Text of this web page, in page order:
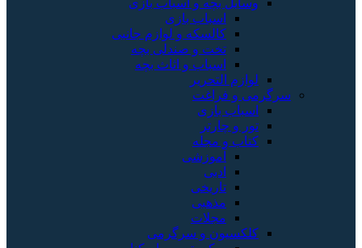
وسایل بچه و اسباب بازی
اسباب بازی
کالسکه و لوازم جانبی
تخت و صندلی بچه
اسباب و اثاث بچه
لوازم التحریر
سرگرمی و فراغت
اسباب‌ بازی
تور و چارتر
کتاب و مجله
آموزشی
ادبی
تاریخی
مذهبی
مجلات
کلکسیون و سرگرمی